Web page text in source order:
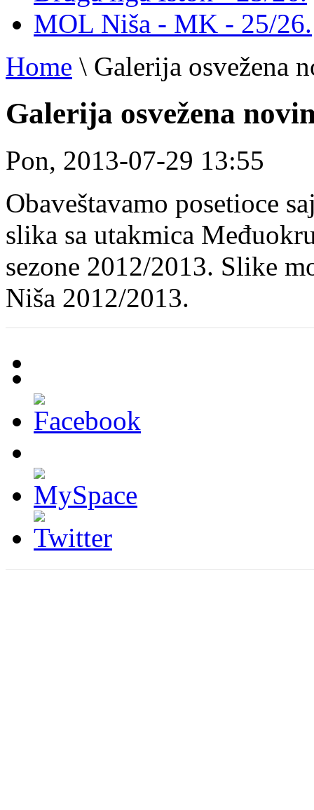
MOL Niša - MK - 25/26.
Home \ Galerija osvežena
Galerija osvežena
Pon, 2013-07-29 13:55
Obaveštavamo posetioce
slika sa utakmica
sezone 2012/2013. Slike
Niša 2012/2013.